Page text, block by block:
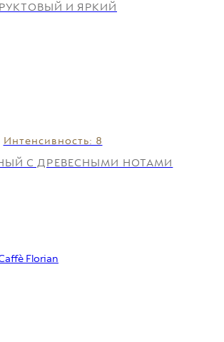
И ЯРКИЙ
Интенсивность: 8
С ДРЕВЕСНЫМИ НОТАМИ
Florian